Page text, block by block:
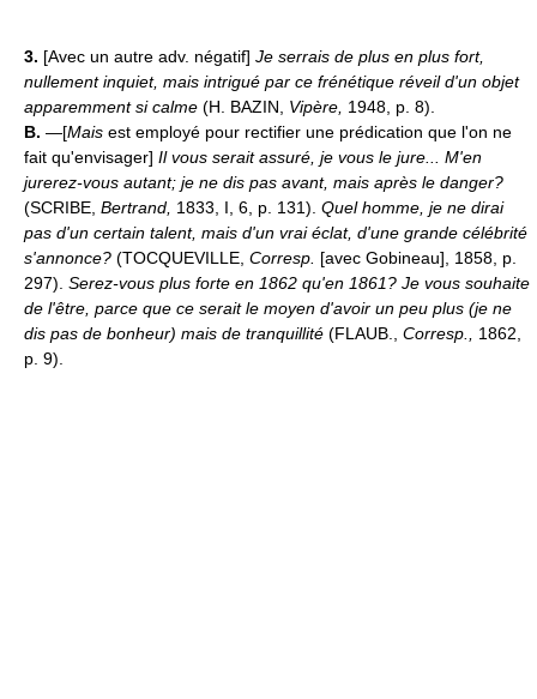
3. [Avec un autre adv. négatif] Je serrais de plus en plus fort,
nullement inquiet, mais intrigué par ce frénétique réveil d'un objet
apparemment si calme (H. BAZIN, Vipère, 1948, p. 8).
B. —[Mais est employé pour rectifier une prédication que l'on ne
fait qu'envisager] Il vous serait assuré, je vous le jure... M'en
jurerez-vous autant; je ne dis pas avant, mais après le danger?
(SCRIBE, Bertrand, 1833, I, 6, p. 131). Quel homme, je ne dirai
pas d'un certain talent, mais d'un vrai éclat, d'une grande célébrité
s'annonce? (TOCQUEVILLE, Corresp. [avec Gobineau], 1858, p.
297). Serez-vous plus forte en 1862 qu'en 1861? Je vous souhaite
de l'être, parce que ce serait le moyen d'avoir un peu plus (je ne
dis pas de bonheur) mais de tranquillité (FLAUB., Corresp., 1862,
p. 9).